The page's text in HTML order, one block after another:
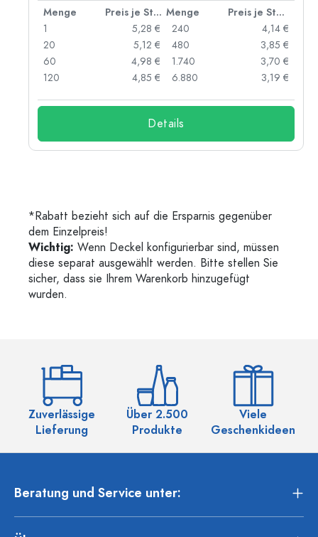
Menge Preis je Stück Menge
Preis je Stück
1
5,28 €
20
5,12 €
60
4,98 €
120
4,85 €
240
4,14 €
480
3,85 €
1.740
3,70 €
6.880
3,19 €
Details
*Rabatt bezieht sich auf die Ersparnis gegenüber
dem Einzelpreis!
Wichtig: Wenn Deckel konfigurierbar sind, müssen
diese separat ausgewählt werden. Bitte stellen Sie
sicher, dass sie Ihrem Warenkorb hinzugefügt
wurden.
Zuverlässige
Lieferung
Über 2.500
Produkte
Viele
Geschenkideen
Beratung und Service unter: